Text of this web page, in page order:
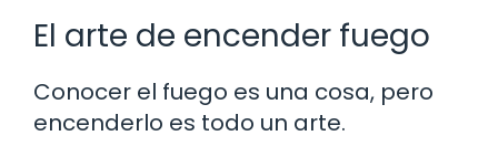
El arte de encender fuego
Conocer el fuego es una cosa, pero
encenderlo es todo un arte.